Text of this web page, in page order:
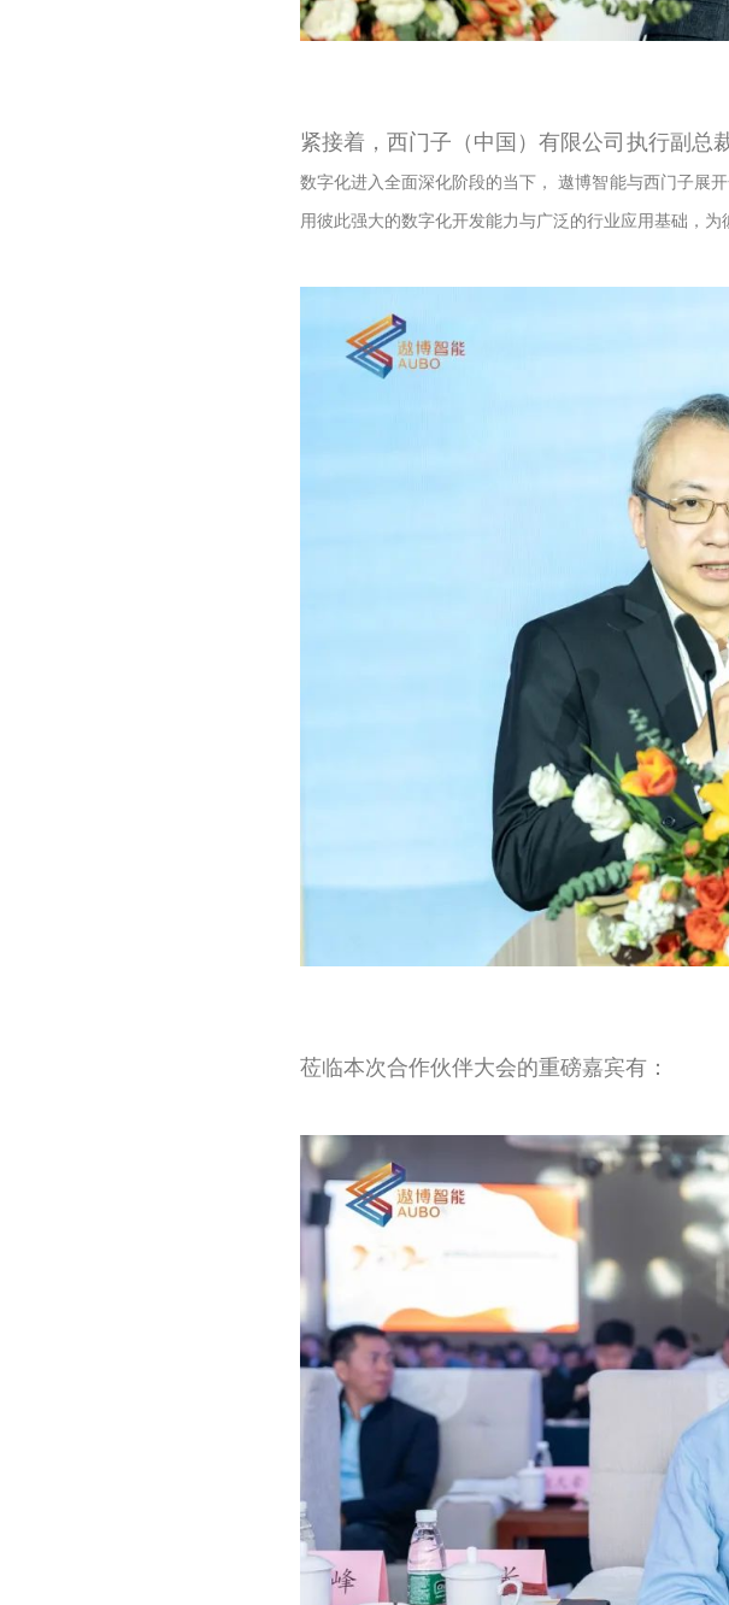
紧接着，西门子（中国）有限公司执行副总
数字化进入全面深化阶段的当下， 遨博智能与西门子展
用彼此强大的数字化开发能力与广泛的行业应用基础，
莅临本次合作伙伴大会的重磅嘉宾有：